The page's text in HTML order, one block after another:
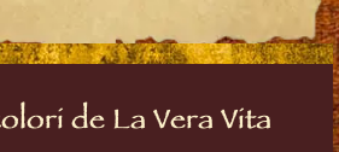
de La Vera Vita